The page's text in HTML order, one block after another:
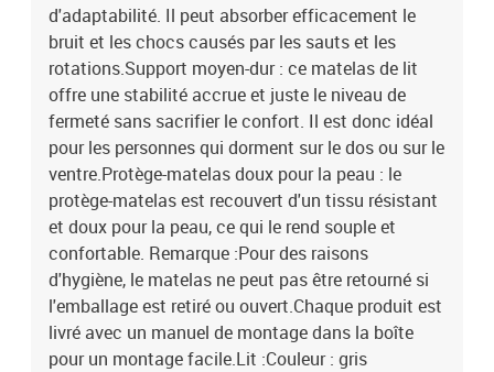
d'adaptabilité. Il peut absorber efficacement le
bruit et les chocs causés par les sauts et les
rotations.Support moyen-dur : ce matelas de lit
offre une stabilité accrue et juste le niveau de
fermeté sans sacrifier le confort. Il est donc idéal
pour les personnes qui dorment sur le dos ou sur le
ventre.Protège-matelas doux pour la peau : le
protège-matelas est recouvert d'un tissu résistant
et doux pour la peau, ce qui le rend souple et
confortable. Remarque :Pour des raisons
d'hygiène, le matelas ne peut pas être retourné si
l'emballage est retiré ou ouvert.Chaque produit est
livré avec un manuel de montage dans la boîte
pour un montage facile.Lit :Couleur : gris